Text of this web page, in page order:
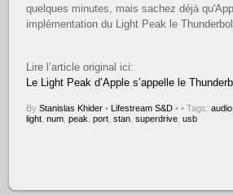
quelques minutes, mais sachez déjà
implémentation du Light Peak le
Lire l’article original ici:
Le Light Peak d’Apple s’appelle le
ByStanislas Khider • Lifestream S&D • • Tags:audio
light ,num ,peak ,port ,stan ,superdrive ,usb